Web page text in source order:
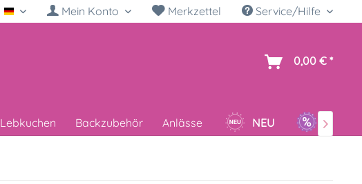
Deutsch Mein Konto Merkzettel Service/Hilfe
0,00 € *
Lebkuchen Backzubehör Anlässe NEU SALE
